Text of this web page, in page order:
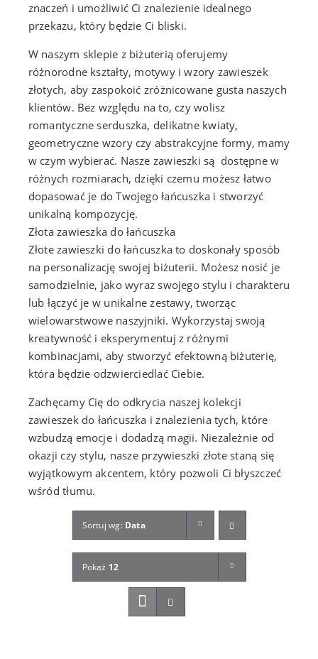
znaczeń i umożliwić Ci znalezienie idealnego
przekazu, który będzie Ci bliski.
W naszym sklepie z biżuterią oferujemy
różnorodne kształty, motywy i wzory zawieszek
złotych, aby zaspokoić zróżnicowane gusta naszych
klientów. Bez względu na to, czy wolisz
romantyczne serduszka, delikatne kwiaty,
geometryczne wzory czy abstrakcyjne formy, mamy
w czym wybierać. Nasze zawieszki są dostępne w
różnych rozmiarach, dzięki czemu możesz łatwo
dopasować je do Twojego łańcuszka i stworzyć
unikalną kompozycję.
Złota zawieszka do łańcuszka
Złote zawieszki do łańcuszka to doskonały sposób
na personalizację swojej biżuterii. Możesz nosić je
samodzielnie, jako wyraz swojego stylu i charakteru
lub łączyć je w unikalne zestawy, tworząc
wielowarstwowe naszyjniki. Wykorzystaj swoją
kreatywność i eksperymentuj z różnymi
kombinacjami, aby stworzyć efektowną biżuterię,
która będzie odzwierciedlać Ciebie.
Zachęcamy Cię do odkrycia naszej kolekcji
zawieszek do łańcuszka i znalezienia tych, które
wzbudzą emocje i dodadzą magii. Niezależnie od
okazji czy stylu, nasze przywieszki złote staną się
wyjątkowym akcentem, który pozwoli Ci błyszczeć
wśród tłumu.
Sortuj wg: Data
Pokaż 12